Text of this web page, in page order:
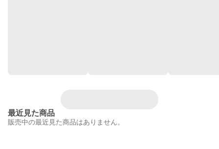
最近見た商品
販売中の最近見た商品はありません。